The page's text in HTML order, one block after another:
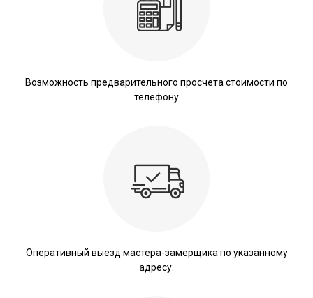
Возможность предварительного просчета стоимости по
телефону
Оперативный выезд мастера-замерщика по указанному
адресу.